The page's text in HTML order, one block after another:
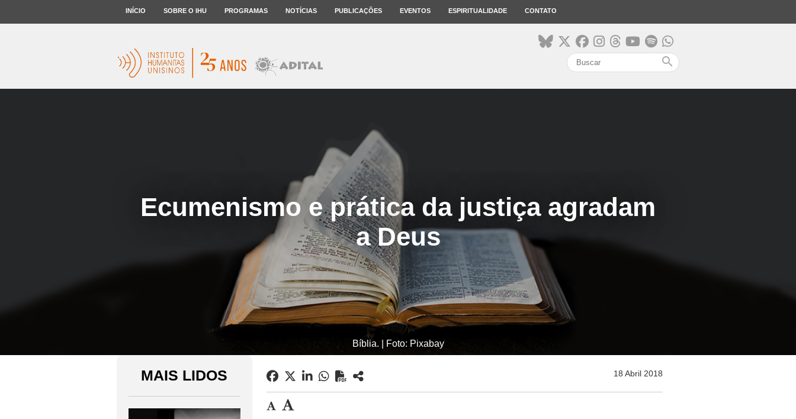
INÍCIO SOBRE O IHU PROGRAMAS NOTÍCIAS PUBLICAÇÕES EVENTOS ESPIRITUALIDADE CONTATO
search
Ecumenismo e prática da justiça agradam
a Deus
Bíblia. | Foto: Pixabay
MAIS LIDOS 18 Abril 2018